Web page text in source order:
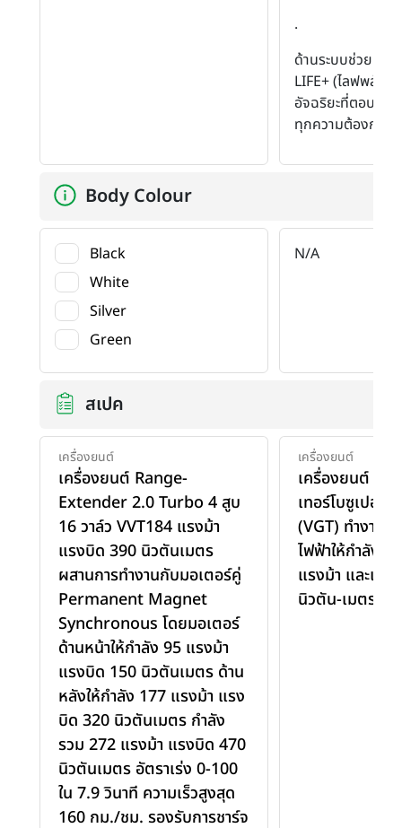
.
ด้านระบบช่วยเหลื
LIFE+ (ไลฟพลัส)
อัจฉริยะที่ตอบสน
ทุกความต้องการใ
Body Colour
Black
White
Silver
Green
N/A
สเปค
เครื่องยนต์
เครื่องยนต์ Range-
Extender 2.0 Turbo 4 สูบ
16 วาล์ว VVT184 แรงม้า
แรงบิด 390 นิวตันเมตร
ผสานการทำงานกับมอเตอร์คู่
Permanent Magnet
Synchronous โดยมอเตอร์
ด้านหน้าให้กำลัง 95 แรงม้า
แรงบิด 150 นิวตันเมตร ด้าน
หลังให้กำลัง 177 แรงม้า แรง
บิด 320 นิวตันเมตร กำลัง
รวม 272 แรงม้า แรงบิด 470
นิวตันเมตร อัตราเร่ง 0-100
ใน 7.9 วินาที ความเร็วสูงสุด
160 กม./ชม. รองรับการชาร์จ
เครื่องยนต์
เครื่องยนต์
เทอร์โบซูเปอร์ช
(VGT) ทำงาน
ไฟฟ้าให้กำลังสู
แรงม้า และแร
นิวตัน-เมตร